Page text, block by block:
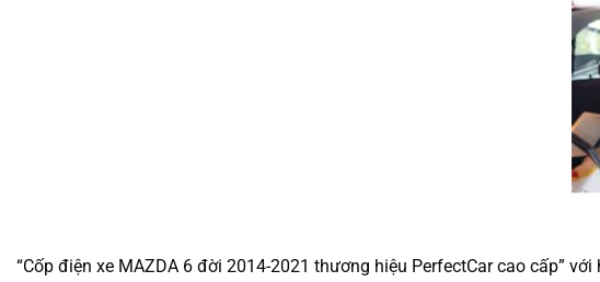
“Cốp điện xe MAZDA 6 đời 2014-2021 thương hiệu PerfectCar cao cấp”